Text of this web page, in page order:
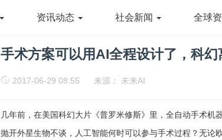
资讯动态 社会新闻 全球
手术方案可以用AI全程设计了，科幻
2017-06-29 08:55 来源： 未来AI
几年前，在美国科幻大片《普罗米修斯》里，全自动手术机
抛开外星生物不谈，人工智能何时可以参与手术过程？无论